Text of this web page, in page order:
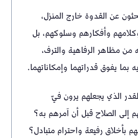
عن القدوة خارج المنزل،
وأفكارهم وسلوكهم، بل
من مظاهر الرفاهية والترف،
يفوق قدراتهما وإمكاناتهما.
الذي يجعلهم يرون فيّ
الصلاح قبل أن آمرهم به؟
بأخلاق رفيعة واحترام متبادل؟